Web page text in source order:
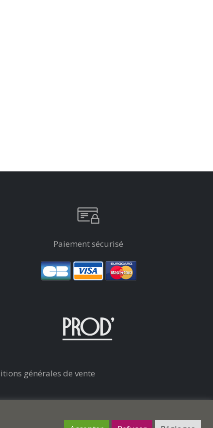
Paiement sécurisé
générales de vente